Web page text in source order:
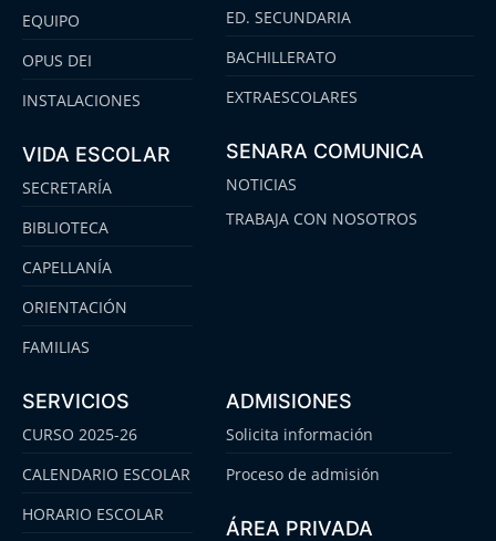
EQUIPO
OPUS DEI
INSTALACIONES
VIDA ESCOLAR
SECRETARÍA
BIBLIOTECA
CAPELLANÍA
ORIENTACIÓN
FAMILIAS
ED. SECUNDARIA
BACHILLERATO
EXTRAESCOLARES
SENARA COMUNICA
NOTICIAS
TRABAJA CON NOSOTROS
SERVICIOS
CURSO 2025-26
CALENDARIO ESCOLAR
HORARIO ESCOLAR
ADMISIONES
Solicita información
Proceso de admisión
ÁREA PRIVADA